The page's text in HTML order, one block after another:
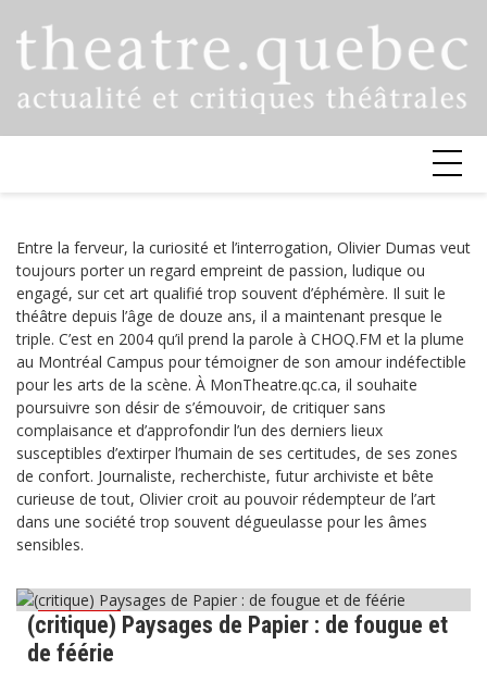
Entre la ferveur, la curiosité et l’interrogation, Olivier Dumas veut
toujours porter un regard empreint de passion, ludique ou
engagé, sur cet art qualifié trop souvent d’éphémère. Il suit le
théâtre depuis l’âge de douze ans, il a maintenant presque le
triple. C’est en 2004 qu’il prend la parole à CHOQ.FM et la plume
au Montréal Campus pour témoigner de son amour indéfectible
pour les arts de la scène. À MonTheatre.qc.ca, il souhaite
poursuivre son désir de s’émouvoir, de critiquer sans
complaisance et d’approfondir l’un des derniers lieux
susceptibles d’extirper l’humain de ses certitudes, de ses zones
de confort. Journaliste, recherchiste, futur archiviste et bête
curieuse de tout, Olivier croit au pouvoir rédempteur de l’art
dans une société trop souvent dégueulasse pour les âmes
sensibles.
Critiques
(critique) Paysages de Papier : de fougue et
de féérie